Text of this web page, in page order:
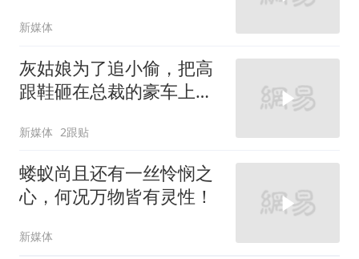
新媒体
灰姑娘为了追小偷，把高
跟鞋砸在总裁的豪车上，
新媒体 2跟贴
蝼蚁尚且还有一丝怜悯之
心，何况万物皆有灵性！
新媒体